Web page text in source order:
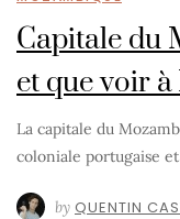
Capitale du
et que voir
La capitale du
coloniale portugaise
by QUENTIN